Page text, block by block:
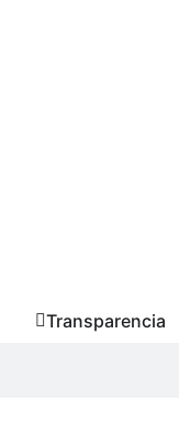
Transparencia